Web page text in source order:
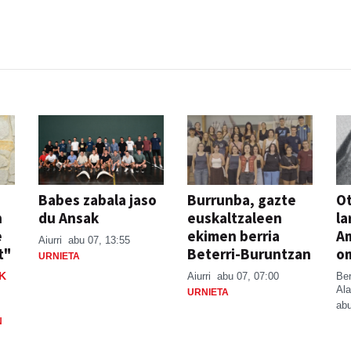
Babes zabala jaso
du Ansak
Aiurri abu 07, 13:55
URNIETA
Burrunba, gazte
euskaltzaleen
ekimen berria
Beterri-Buruntzan
Aiurri abu 07, 07:00
URNIETA